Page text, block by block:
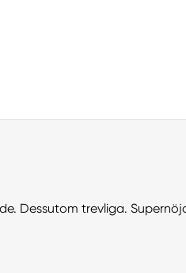
Dessutom trevliga.